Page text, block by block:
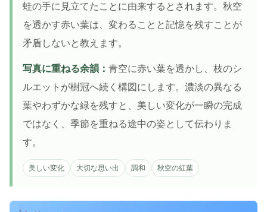
蛙の手に見立てたことに由来するとされます。秋空
を透かす赤い葉は、変わることと記憶を残すことが
矛盾しないと教えます。
写真に重ねる余韻： 青空に赤い葉を透かし、枝のシ
ルエットが樹冠へ続く構図にします。濃淡の異なる
葉やわずかな緑を残すと、美しい変化が一瞬の完成
ではなく、季節を重ねる途中の姿として伝わりま
す。
美しい変化 大切な思い出 調和 秋空の紅葉